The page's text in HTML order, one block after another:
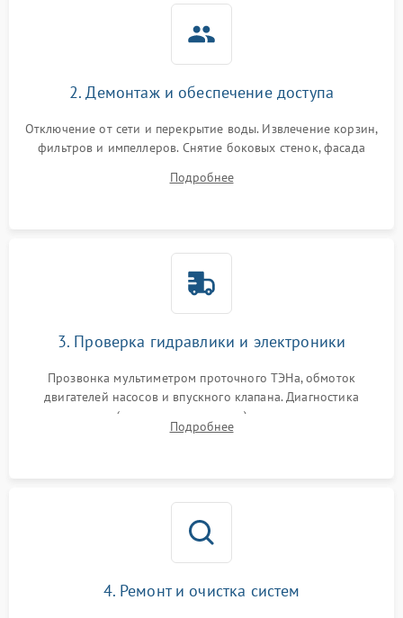
2. Демонтаж и обеспечение доступа
Отключение от сети и перекрытие воды. Извлечение корзин,
фильтров и импеллеров. Снятие боковых стенок, фасада
циркуляционному насосу, ТЭНу и сливной помпе.
Подробнее
3. Проверка гидравлики и электроники
Прозвонка мультиметром проточного ТЭНа, обмоток
двигателей насосов и впускного клапана. Диагностика
прессостата (датчика уровня воды), датчика мутности,
концевика дверцы и электронного модуля управления.
Подробнее
4. Ремонт и очистка систем